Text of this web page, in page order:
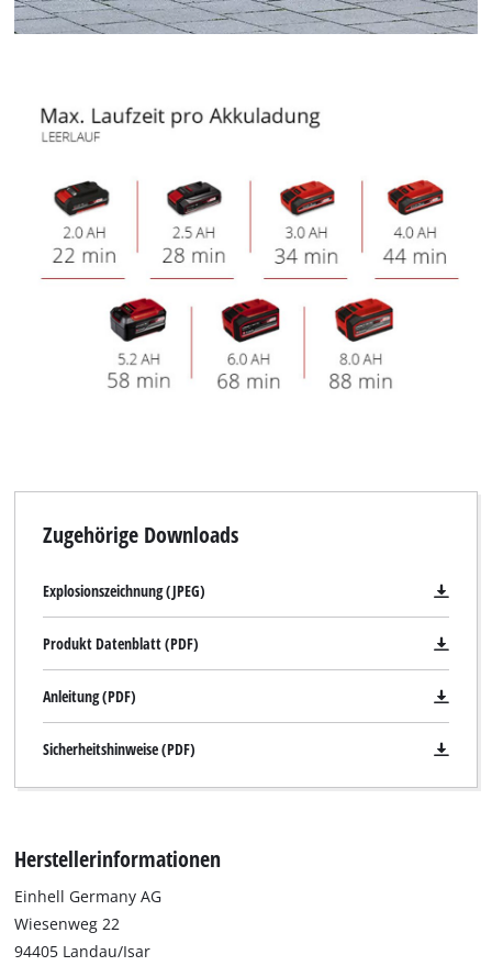
Zugehörige Downloads
Explosionszeichnung (JPEG)
Produkt Datenblatt (PDF)
Anleitung (PDF)
Sicherheitshinweise (PDF)
Herstellerinformationen
Einhell Germany AG
Wiesenweg 22
94405 Landau/Isar